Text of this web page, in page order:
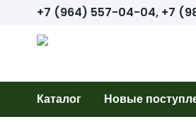
+7 (964) 557-04-04, +7
Каталог Новые